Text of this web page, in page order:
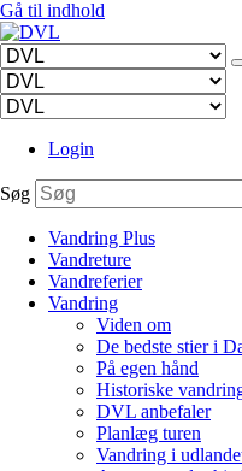
Gå til indhold
Login
Søg
Vandring Plus
Vandreture
Vandreferier
Vandring
Viden om
De bedste stier i
På egen hånd
Historiske
DVL anbefaler
Planlæg turen
Vandring i